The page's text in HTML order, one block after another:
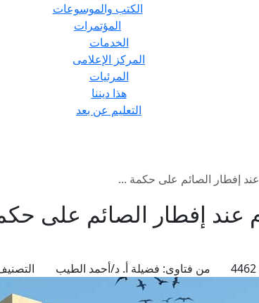
الكتب والموسوعات
المؤتمرات
الخدمات
المركز الإعلامى
المرئيات
هذا ديننا
التعليم عن بعد
إفطار الصائم على حكمة ...
عند إفطار الصائم على
من فتاوى: فضيلة أ. د/أحمد الطيب